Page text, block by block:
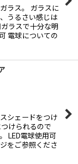
ラス。 ガラスに
うるさい感じは
ラスで十分な明
電球についての
シェードをつけ
つけられるので
LED電球使用可
をご参照くださ